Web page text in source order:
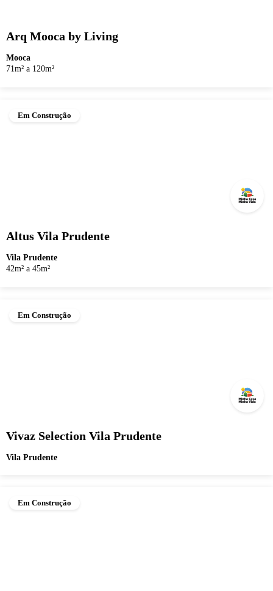
Arq Mooca by Living
Mooca
71m² a 120m²
Em Construção
Altus Vila Prudente
Vila Prudente
42m² a 45m²
Em Construção
Vivaz Selection Vila Prudente
Vila Prudente
Em Construção